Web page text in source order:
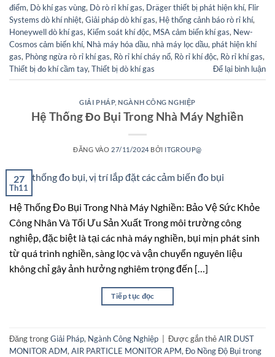
điểm, Dò khí gas vùng, Dò rò rỉ khí gas, Dräger thiết bị phát hiện khí, Flir
Systems dò khí nhiệt, Giải pháp dò khí gas, Hệ thống cảnh báo rò rỉ khí,
Honeywell dò khí gas, Kiểm soát khí độc, MSA cảm biến khí gas, New-
Cosmos cảm biến khí, Nhà máy hóa dầu, nhà máy lọc dầu, phát hiện khí
gas, Phòng ngừa rò rỉ khí gas, Rò rỉ khí cháy nổ, Rò rỉ khí độc, Rò rỉ khí gas,
Thiết bị đo khí cầm tay, Thiết bị dò khí gas Để lại bình luận
GIẢI PHÁP,NGÀNH CÔNG NGHIỆP
Hệ Thống Đo Bụi Trong Nhà Máy Nghiền
ĐĂNG VÀO 27/11/2024 BỞI ITGROUP@
27
Th11
Hệ Thống Đo Bụi Trong Nhà Máy Nghiền: Bảo Vệ Sức Khỏe
Công Nhân Và Tối Ưu Sản Xuất Trong môi trường công
nghiệp, đặc biệt là tại các nhà máy nghiền, bụi mịn phát sinh
từ quá trình nghiền, sàng lọc và vận chuyển nguyên liệu
không chỉ gây ảnh hưởng nghiêm trọng đến […]
Tiếp tục đọc
Đăng trongGiải Pháp, Ngành Công Nghiệp Được gắn thẻAIR DUST
MONITOR ADM, AIR PARTICLE MONITOR APM, Đo Nồng Độ Bụi trong